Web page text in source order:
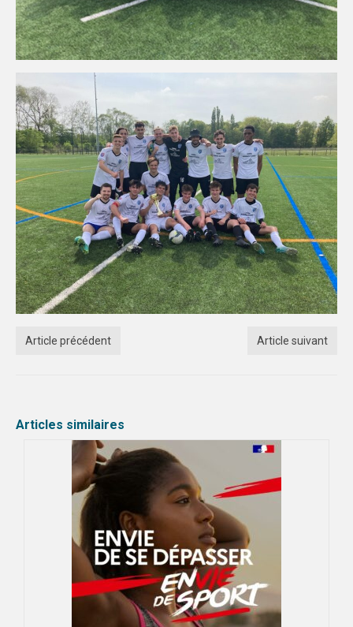
Article précédent Article suivant
Articles similaires